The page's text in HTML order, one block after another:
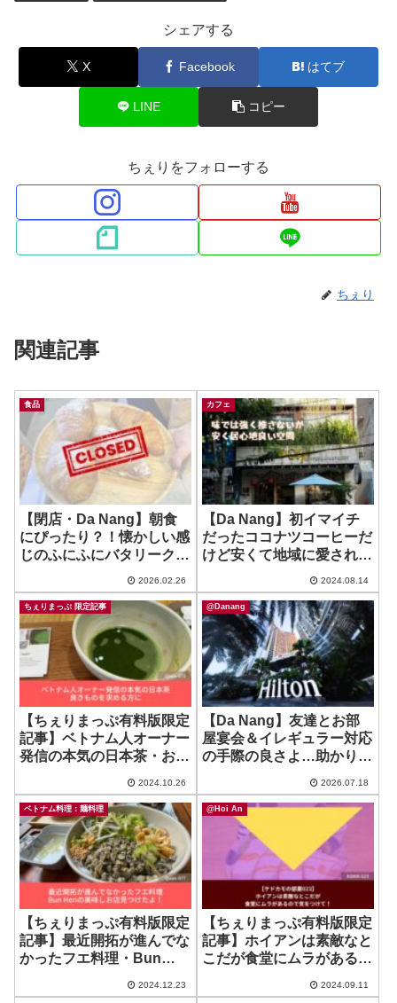
シェアする
X Facebook はてブ
LINE コピー
ちぇりをフォローする
ちぇり
関連記事
食品
【閉店・Da Nang】朝食
にぴったり？！懐かしい感
じのふにふにバタリークロ
2026.02.26
カフェ
【Da Nang】初イマイチ
だったココナツコーヒーだ
けど安くて地域に愛されて
Coffee
2024.08.14
ちぇりまっぷ 限定記事
【ちぇりまっぷ有料版限定
記事】ベトナム人オーナー
発信の本気の日本茶・おも
2024.10.26
@Danang
【Da Nang】友達とお部
屋宴会＆イレギュラー対応
の手際の良さよ…助かりま
2026.07.18
ベトナム料理：麺料理
【ちぇりまっぷ有料版限定
記事】最近開拓が進んでな
かったフエ料理・Bun
よ！
2024.12.23
@Hoi An
【ちぇりまっぷ有料版限定
記事】ホイアンは素敵なと
こだが食堂にムラがあるの
だった１件
2024.09.11